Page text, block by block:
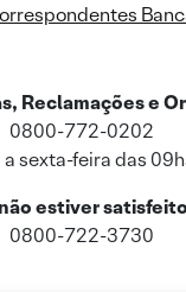
Reclamações e
0800-772-0202
a sexta-feira das
estiver
0800-722-3730